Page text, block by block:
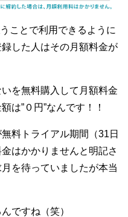
ことで利用できるように
した人はその月額料金が
を無料購入して月額料金
は”０円”なんです！！
料トライアル期間（31日
はかかりませんと明記さ
を待っていましたが本当
ですね（笑）